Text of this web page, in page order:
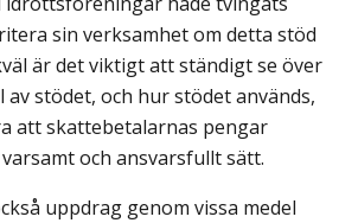
sin verksamhet om detta stöd
är det viktigt att ständigt se över
av stödet, och hur stödet används,
att skattebetalarnas pengar
och ansvarsfullt sätt.
uppdrag genom vissa medel